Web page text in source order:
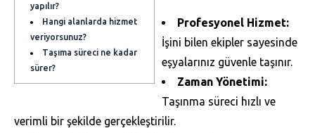
yapılır?
Hangi alanlarda hizmet
veriyorsunuz?
Taşıma süreci ne kadar
sürer?
Profesyonel Hizmet:
İşini bilen ekipler sayesinde
eşyalarınız güvenle taşınır.
Zaman Yönetimi:
Taşınma süreci hızlı ve
verimli bir şekilde gerçekleştirilir.